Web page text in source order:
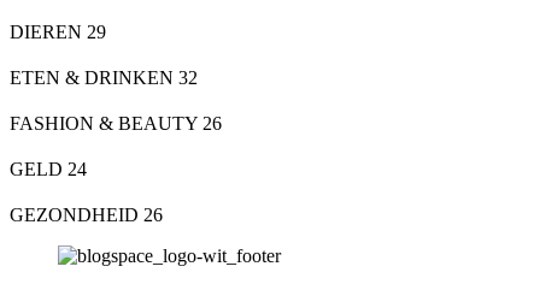
DIEREN 29
ETEN & DRINKEN 32
FASHION & BEAUTY 26
GELD 24
GEZONDHEID 26